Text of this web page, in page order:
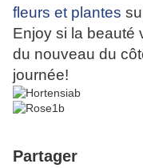
fleurs et plantes
Enjoy si la beauté
du nouveau du
journée!
Partager